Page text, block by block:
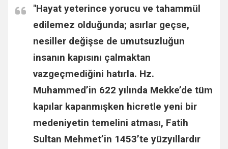
c
h
"Hayat yeterince yorucu ve tahammül
edilemez olduğunda; asırlar geçse,
nesiller değişse de umutsuzluğun
insanın kapısını çalmaktan
vazgeçmediğini hatırla. Hz.
Muhammed’in 622 yılında Mekke’de tüm
kapılar kapanmışken hicretle yeni bir
medeniyetin temelini atması, Fatih
Sultan Mehmet’in 1453’te yüzyıllardır